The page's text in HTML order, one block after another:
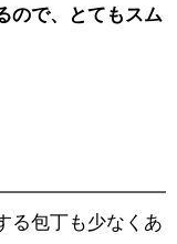
ので、とてもスム
る包丁も少なくあ